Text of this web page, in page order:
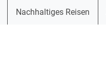
Nachhaltiges Reisen